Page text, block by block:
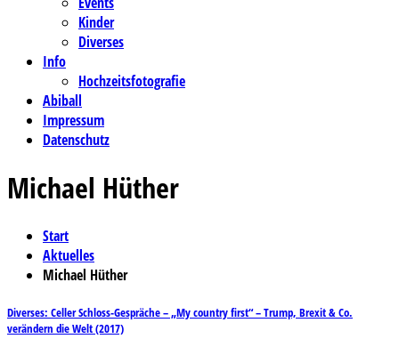
Kinder
Diverses
Info
Hochzeitsfotografie
Abiball
Impressum
Datenschutz
Michael Hüther
Start
Aktuelles
Michael Hüther
Diverses: Celler Schloss-Gespräche – „My country first“ – Trump, Brexit & Co.
verändern die Welt (2017)